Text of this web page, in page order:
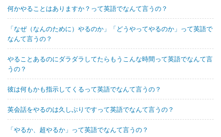
何かやることはありますか？って英語でなんて言うの？
「なぜ（なんのために）やるのか」「どうやってやるのか」って英語で
なんて言うの？
やることあるのにダラダラしてたらもうこんな時間って英語でなんて言
うの？
彼は何もかも指示してくるって英語でなんて言うの？
英会話をやるのは久しぶりですって英語でなんて言うの？
「やるか、超やるか」って英語でなんて言うの？